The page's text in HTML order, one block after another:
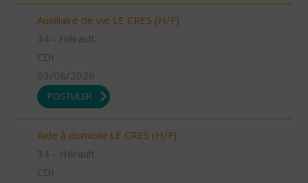
Auxiliaire de vie LE CRES (H/F)
34 - Hérault
CDI
03/08/2026
POSTULER
Aide à domicile LE CRES (H/F)
34 - Hérault
CDI